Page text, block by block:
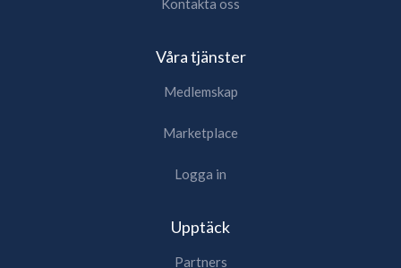
Kontakta oss
Våra tjänster
Medlemskap
Marketplace
Logga in
Upptäck
Partners